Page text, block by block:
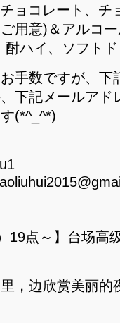
ョコレート、チ
用意)＆アルコ
酎ハイ、ソフト
手数ですが、下
下記メールアド
(*^_^*)
）19点～】台场
，边欣赏美丽的